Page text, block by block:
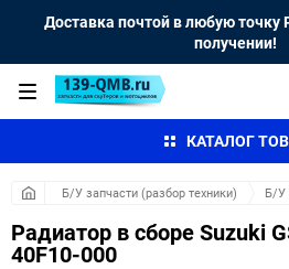
Доставка почтой в любую точку
получении!
КАТАЛОГ
Б/У запчасти (разбор техники) Б/У
Радиатор в сборе Suzuki
40F10-000